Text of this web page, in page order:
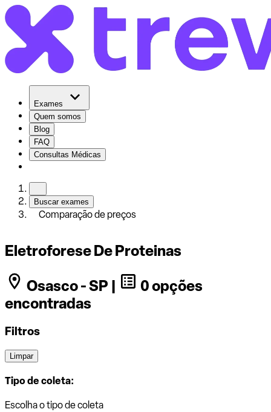
Exames
Quem somos
Blog
FAQ
Consultas Médicas
Buscar exames
Comparação de preços
Eletroforese De Proteinas
Osasco - SP |
0 opções
encontradas
Filtros
Limpar
Tipo de coleta:
Escolha o tipo de coleta